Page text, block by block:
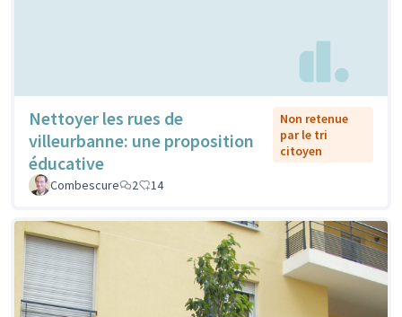
Nettoyer les rues de
villeurbanne: une proposition
éducative
Non retenue
par le tri
citoyen
Combescure 2 14